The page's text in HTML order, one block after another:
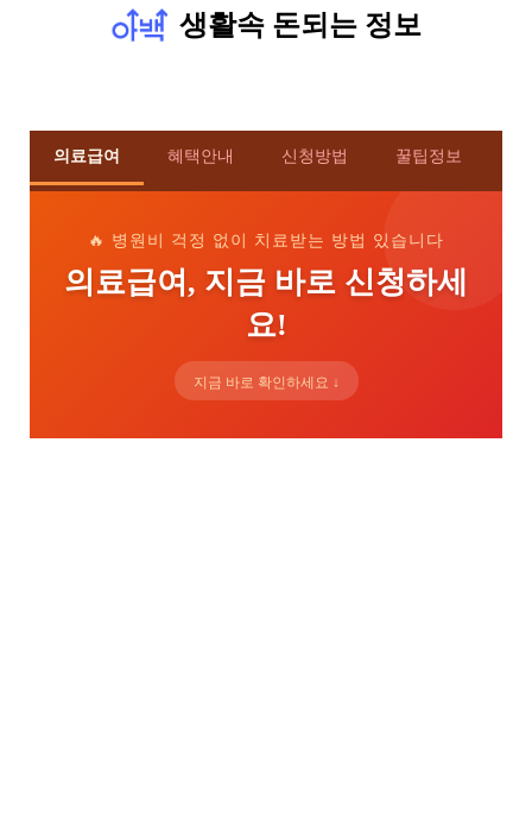
생활속 돈되는 정보
의료급여 혜택안내 신청방법 꿀팁정보
🔥 병원비 걱정 없이 치료받는 방법 있습니다
의료급여, 지금 바로 신청하세
요!
지금 바로 확인하세요 ↓